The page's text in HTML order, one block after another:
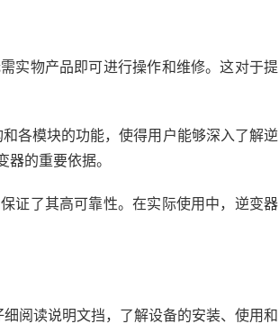
实物产品即可进行操作和维修。这对于提
各模块的功能，使得用户能够深入了解逆
的重要依据。
证了其高可靠性。在实际使用中，逆变器
阅读说明文挡，了解设备的安装、使用和